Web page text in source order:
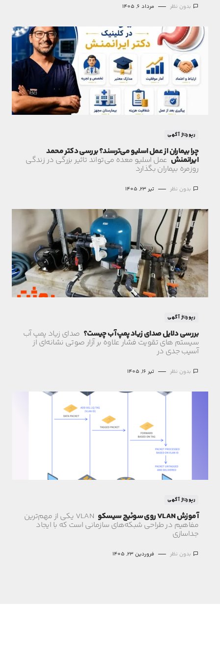
بدون نظر مرداد 6, 1405
رپورتاژ آگهی
چرا بیماران از عمل اسلیو می‌ترسند؟ بررسی دکتر محمد
ایرانمنش عمل اسلیو معده می‌تواند تاثیر بزرگی در زندگی
روزمره بیماران بگذارد
بدون نظر تیر 23, 1405
رپورتاژ آگهی
بررسی دلایل صدای زیاد پمپ آب چیست؟ صدای زیاد پمپ آب
سیستم های تقویت فشار علاوه بر آزار صوتی نشانه‌ای از
آسیب جدی در
بدون نظر تیر 16, 1405
رپورتاژ آگهی
آموزش VLAN روی سوئیچ سیسکو VLAN یکی از مهم‌ترین
مفاهیم در طراحی شبکه‌های سازمانی است که با ایجاد
جداسازی
بدون نظر فروردین 23, 1405